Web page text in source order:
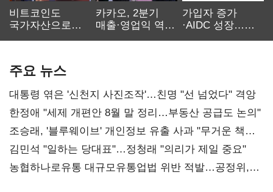
비트코인도
국가자산으로…'
카카오, 2분기
매출·영업익 역대
가입자 증가
·AIDC 성장…
주요 뉴스
대통령 엮은 '신천지 사진조작'…친명 "선 넘었다" 격앙
한정애 "세제 개편안 8월 말 정리…부동산 공급도 논의"
조승래, '블루웨이브' 개인정보 유출 사과 "무거운 책임
통감"
김민석 "일하는 당대표"…정청래 "의리가 제일 중요"
농협하나로유통 대규모유통업법 위반 적발…공정위,